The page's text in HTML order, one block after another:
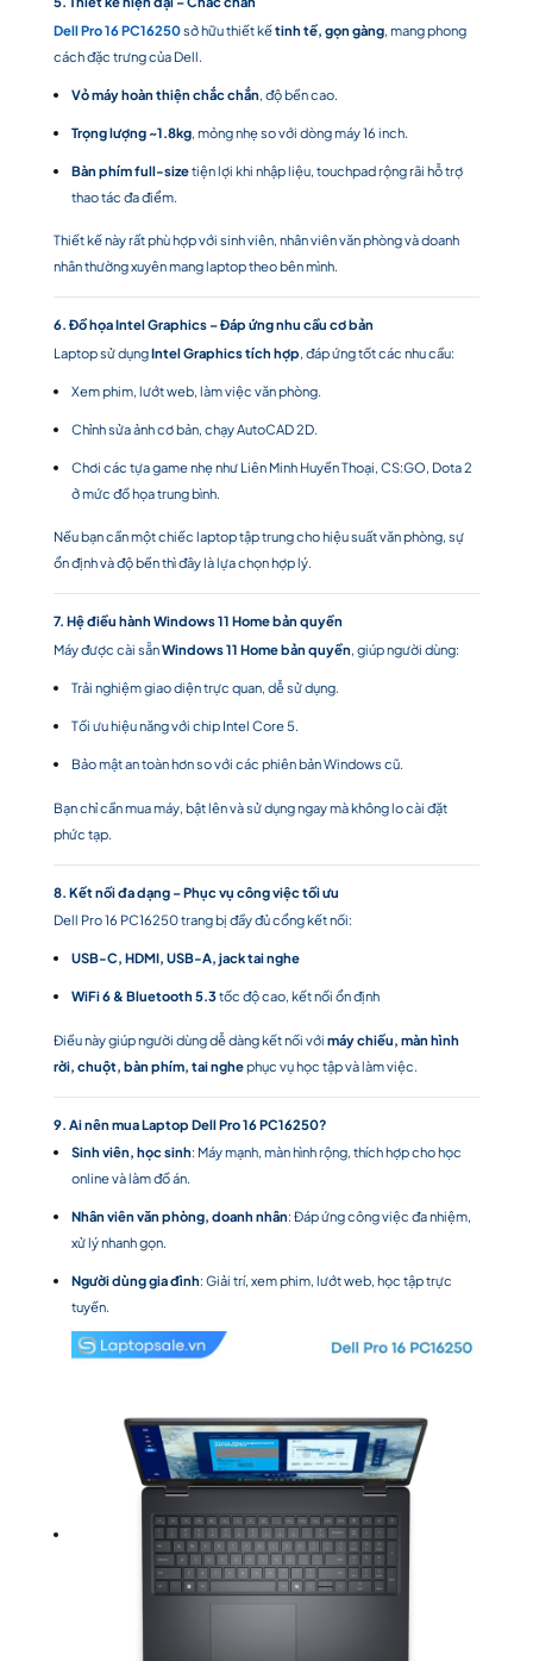
Dell Pro 16 PC16250sở hữu thiết kếtinh tế, gọn gàng , mang phong
cách đặc trưng của Dell.
Vỏ máy hoàn thiện chắc chắn , độ bền cao.
Trọng lượng ~1.8kg, mỏng nhẹ so với dòng máy 16 inch.
Bàn phím full-sizetiện lợi khi nhập liệu, touchpad rộng rãi hỗ trợ
thao tác đa điểm.
Thiết kế này rất phù hợp với sinh viên, nhân viên văn phòng và doanh
nhân thường xuyên mang laptop theo bên mình.
6. Đồ họa Intel Graphics – Đáp ứng nhu cầu cơ bản
Laptop sử dụngIntel Graphics tích hợp, đáp ứng tốt các nhu cầu:
Xem phim, lướt web, làm việc văn phòng.
Chỉnh sửa ảnh cơ bản, chạy AutoCAD 2D.
Chơi các tựa game nhẹ như Liên Minh Huyền Thoại, CS:GO, Dota 2
ở mức đồ họa trung bình.
Nếu bạn cần một chiếc laptop tập trung cho hiệu suất văn phòng, sự
ổn định và độ bền thì đây là lựa chọn hợp lý.
7. Hệ điều hành Windows 11 Home bản quyền
Máy được cài sẵnWindows 11 Home bản quyền, giúp người dùng:
Trải nghiệm giao diện trực quan, dễ sử dụng.
Tối ưu hiệu năng với chip Intel Core 5.
Bảo mật an toàn hơn so với các phiên bản Windows cũ.
Bạn chỉ cần mua máy, bật lên và sử dụng ngay mà không lo cài đặt
phức tạp.
8. Kết nối đa dạng – Phục vụ công việc tối ưu
Dell Pro 16 PC16250 trang bị đầy đủ cổng kết nối:
USB-C, HDMI, USB-A, jack tai nghe
WiFi 6 & Bluetooth 5.3tốc độ cao, kết nối ổn định
Điều này giúp người dùng dễ dàng kết nối với máy chiếu, màn hình
rời, chuột, bàn phím, tai nghephục vụ học tập và làm việc.
9. Ai nên mua Laptop Dell Pro 16 PC16250?
Sinh viên, học sinh: Máy mạnh, màn hình rộng, thích hợp cho học
online và làm đồ án.
Nhân viên văn phòng, doanh nhân: Đáp ứng công việc đa nhiệm,
xử lý nhanh gọn.
Người dùng gia đình: Giải trí, xem phim, lướt web, học tập trực
tuyến.